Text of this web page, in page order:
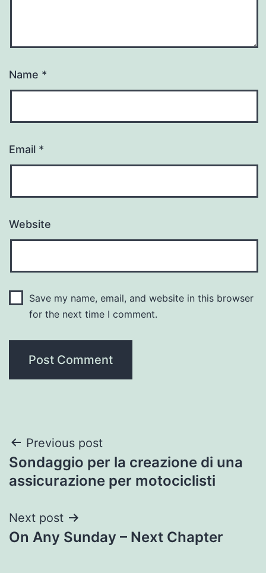
Name *
Email *
Website
Save my name, email, and website in this browser
for the next time I comment.
Post
navigation
Previous post
Sondaggio per la creazione di una
assicurazione per motociclisti
Next post
On Any Sunday – Next Chapter